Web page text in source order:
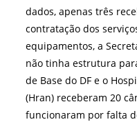
dados, apenas três
contratação dos
equipamentos, a
não tinha estrutura
de Base do DF e o
(Hran) receberam 20
funcionaram por falta